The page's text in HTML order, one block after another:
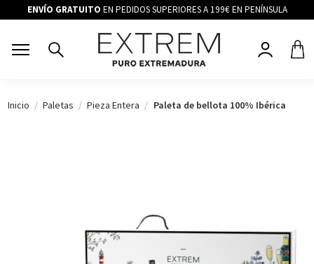
ENVÍO GRATUITO EN PEDIDOS SUPERIORES A 199€ EN PENÍNSULA
Inicio Paletas Pieza Entera Paleta de bellota 100% Ibérica